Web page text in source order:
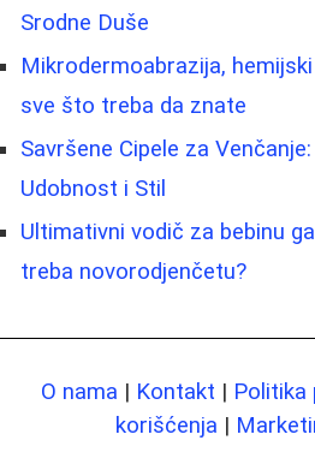
Srodne Duše
Mikrodermoabrazija,
sve što treba da znate
Savršene Cipele za
Udobnost i Stil
Ultimativni vodič za bebinu
treba novorodjenčetu?
O nama | Kontakt | Politika
korišćenja |